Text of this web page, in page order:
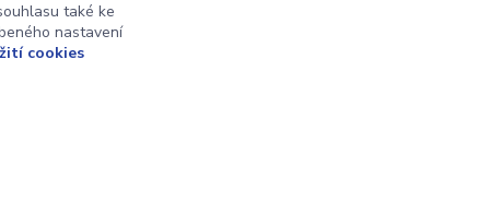
také ke
nastavení
cookies